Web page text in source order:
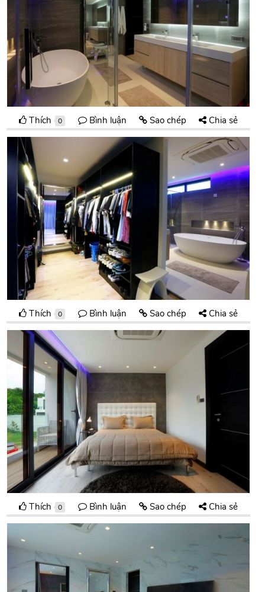
Thích 0 Bình luận Sao chép Chia sẻ
Thích 0 Bình luận Sao chép Chia sẻ
Thích 0 Bình luận Sao chép Chia sẻ